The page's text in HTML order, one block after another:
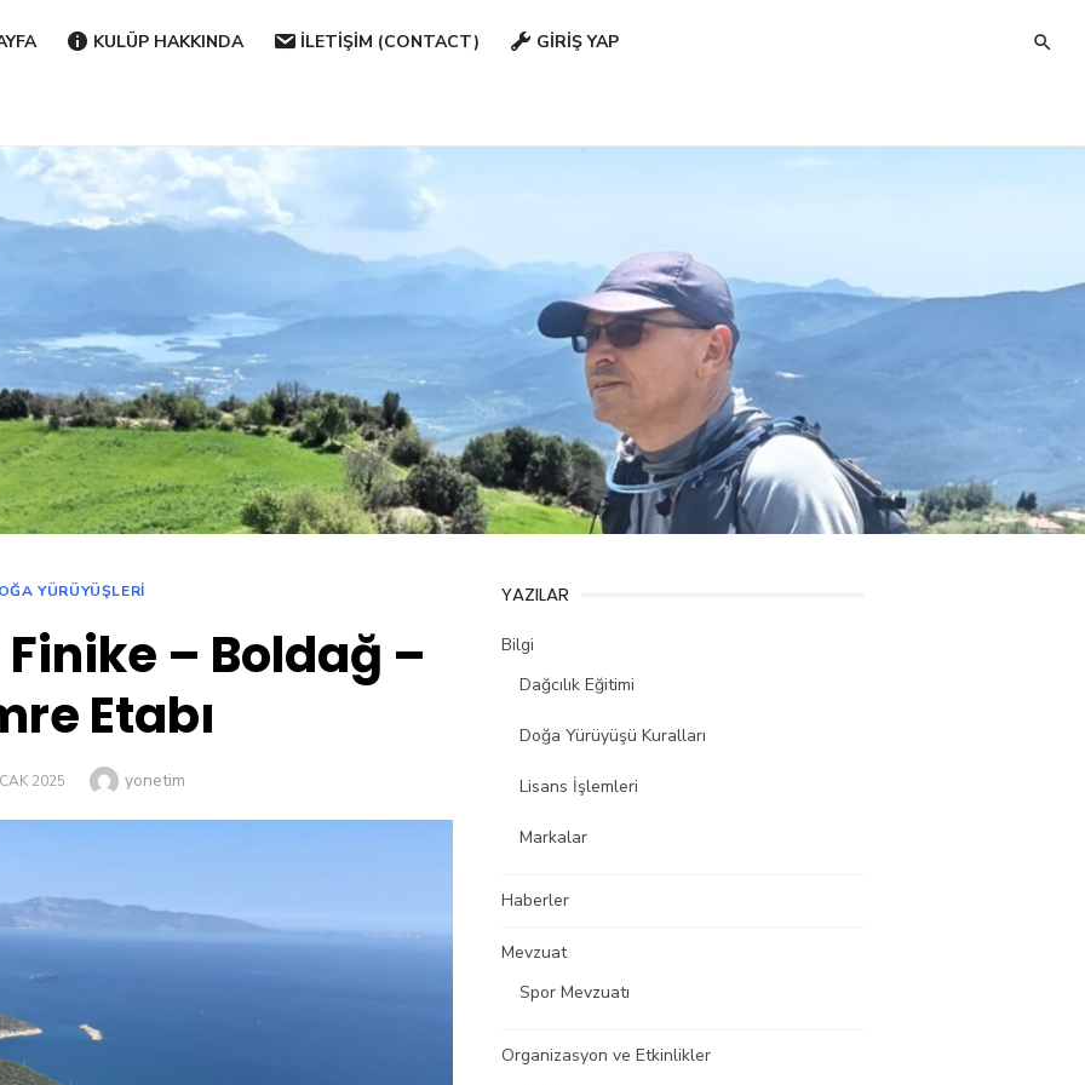
KULÜP HAKKINDA İLETIŞIM (CONTACT) GIRIŞ YAP
YÜRÜYÜŞLERI
– Boldağ –
Etabı
2025 Author
yonetim
YAZILAR
Bilgi
Dağcılık Eğitimi
Doğa Yürüyüşü Kuralları
Lisans İşlemleri
Markalar
Haberler
Mevzuat
Spor Mevzuatı
Organizasyon ve Etkinlikler